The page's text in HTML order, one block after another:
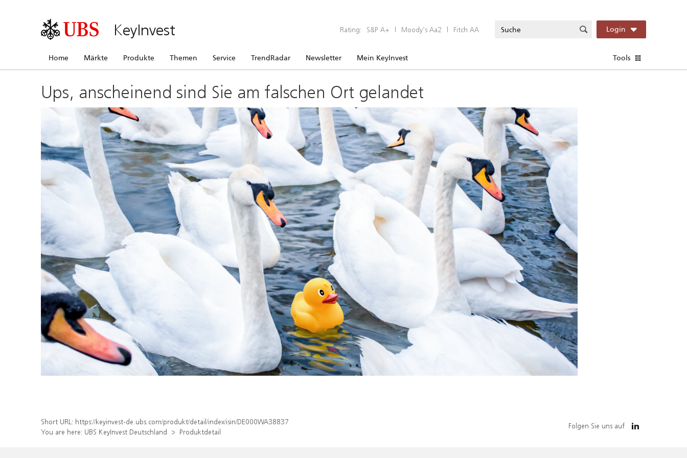
KeyInvest Rating: S&P A+ | Moody’s Aa2 | Fitch AA Login
Home Märkte Produkte Themen Service TrendRadar Newsletter Mein KeyInvest Tools
Ups, anscheinend sind Sie am falschen Ort gelandet
Short URL: https://keyinvest-de.ubs.com/produkt/detail/index/isin/DE000WA38837
You are here: UBS KeyInvest Deutschland Produktdetail
Folgen Sie uns auf